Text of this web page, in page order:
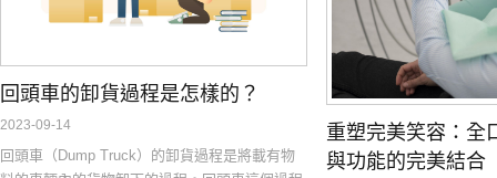
回頭車的卸貨過程是怎樣的？
2023-09-14
回頭車（Dump Truck）的卸貨過程是將載有物
重塑完美笑容：全
與功能的完美結合